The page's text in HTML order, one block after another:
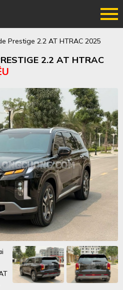
Prestige 2.2 AT HTRAC 2025
2.2 AT HTRAC